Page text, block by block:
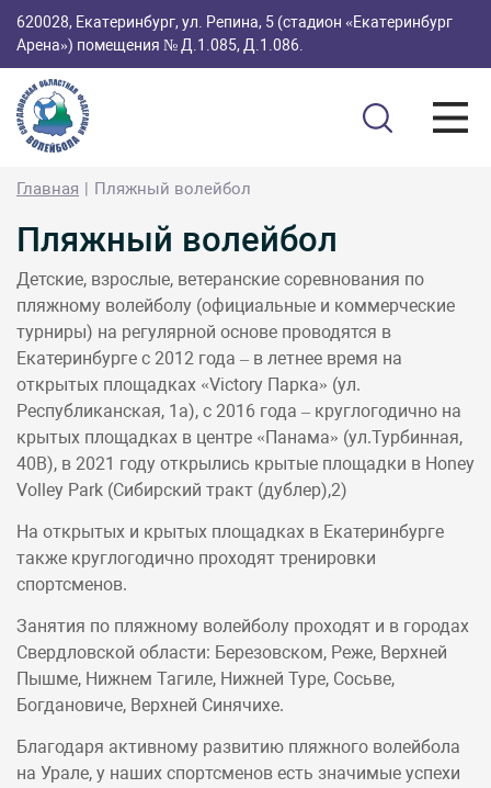
620028, Екатеринбург, ул. Репина, 5 (стадион «Екатеринбург
Арена») помещения № Д.1.085, Д.1.086.
Главная Пляжный волейбол
Пляжный волейбол
Детские, взрослые, ветеранские соревнования по
пляжному волейболу (официальные и коммерческие
турниры) на регулярной основе проводятся в
Екатеринбурге с 2012 года – в летнее время на
открытых площадках «Victory Парка» (ул.
Республиканская, 1а), с 2016 года – круглогодично на
крытых площадках в центре «Панама» (ул.Турбинная,
40В), в 2021 году открылись крытые площадки в Honey
Volley Park (Сибирский тракт (дублер),2)
На открытых и крытых площадках в Екатеринбурге
также круглогодично проходят тренировки
спортсменов.
Занятия по пляжному волейболу проходят и в городах
Свердловской области: Березовском, Реже, Верхней
Пышме, Нижнем Тагиле, Нижней Туре, Сосьве,
Богдановиче, Верхней Синячихе.
Благодаря активному развитию пляжного волейбола
на Урале, у наших спортсменов есть значимые успехи